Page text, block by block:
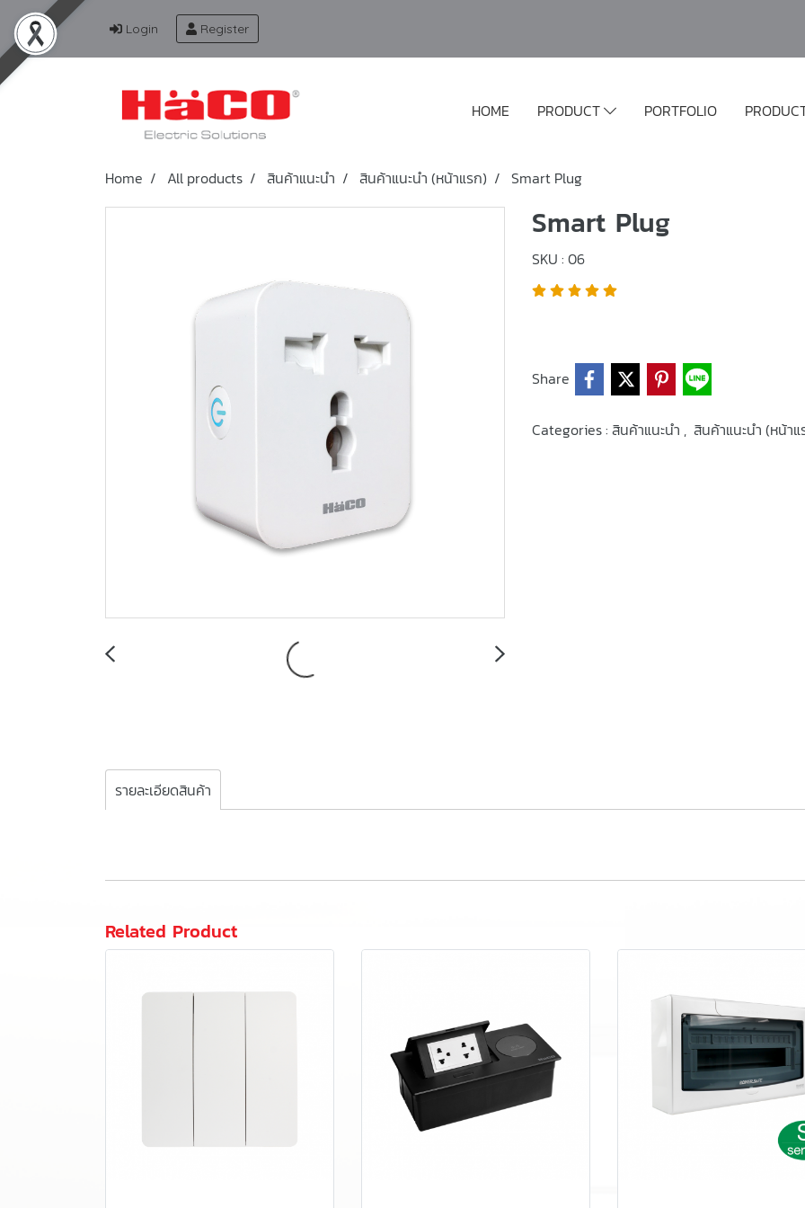
Login Register
HOME PRODUCT PORTFOLIO
Home All products สินค้าแนะนำ สินค้าแนะนำ (หน้าแรก) Smart Plug
Smart Plug
SKU : 06
Share
Categories : สินค้าแนะนำ , สินค้าแนะนำ (หน้า
รายละเอียดสินค้า
Related Product